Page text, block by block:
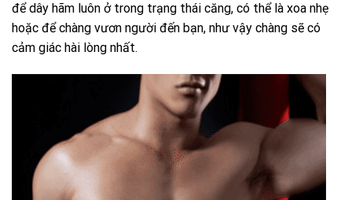
để dây hãm luôn ở trong trạng thái căng, có thể là xoa nhẹ
hoặc để chàng vươn người đến bạn, như vậy chàng sẽ có
cảm giác hài lòng nhất.